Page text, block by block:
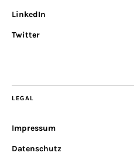
LinkedIn
Twitter
LEGAL
Impressum
Datenschutz